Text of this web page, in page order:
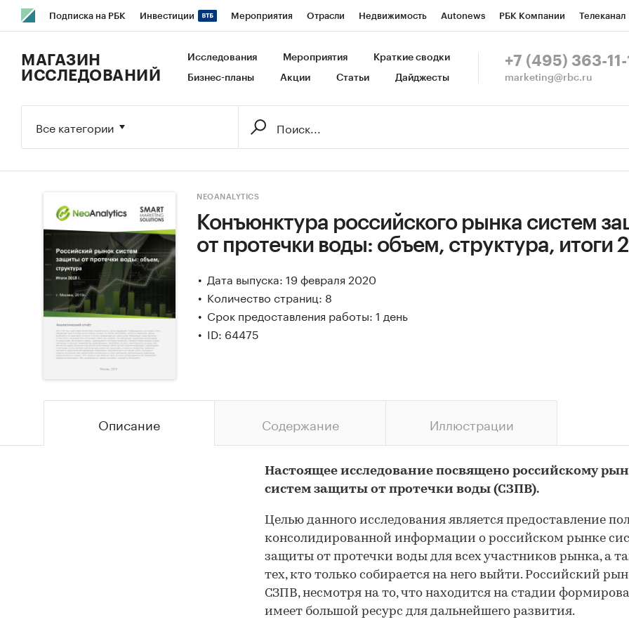
Подписка на РБК Инвестиции Мероприятия Отрасли Недвижимость Autonews РБК Компании Телеканал
Исследования Кредитные рейтинги Франшизы Газета Спецпроекты СПб Конференции СПб Спецпроекты
МАГАЗИН
ИССЛЕДОВАНИЙ
Исследования Мероприятия Краткие сводки
Бизнес-планы Акции Статьи Дайджесты
+7 (495) 363-11-
marketing@rbc.ru
Все категории
NEOANALYTICS
Конъюнктура российского рынка систем
от протечки воды: объем, структура, итоги
Дата выпуска: 19 февраля 2020
Количество страниц: 8
Срок предоставления работы: 1 день
ID: 64475
Описание Содержание Иллюстрации
Настоящее исследование посвящено российскому
систем защиты от протечки воды (СЗПВ).
Целью данного исследования является предоставление
консолидированной информации о российском рынке
защиты от протечки воды для всех участников рынка, а
тех, кто только собирается на него выйти. Российский
СЗПВ, несмотря на то, что находится на стадии
имеет большой ресурс для дальнейшего развития.